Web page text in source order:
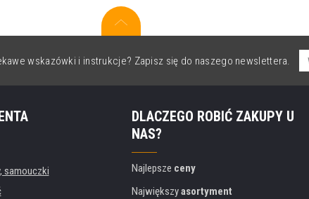
wskazówki i instrukcje? Zapisz się do naszego newslettera.
samouczki
DLACZEGO ROBIĆ ZAKUPY U
NAS?
Najlepsze ceny
Największyasortyment